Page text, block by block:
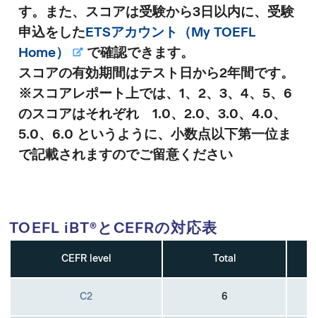
す。また、スコアは受験から3日以内に、受験
申込をしたETSアカウント（My TOEFL
Home）
で確認できます。
スコアの有効期間はテスト日から2年間です。
※スコアレポート上では、1、2、3、4、5、6
のスコアはそれぞれ 1.0、2.0、3.0、4.0、
5.0、6.0 というように、小数点以下第一位ま
で記載されますのでご留意ください
TOEFL iBT®とCEFRの対応表
CEFR level Total
C2 6